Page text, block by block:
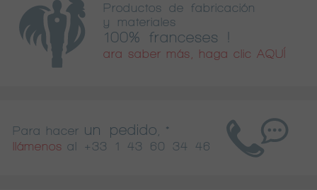
Productos de fabricación
y materiales
100% franceses !
ara saber más, haga clic AQUÍ
Para hacer un pedido , *
llámenos al +33 1 43 60 34 46